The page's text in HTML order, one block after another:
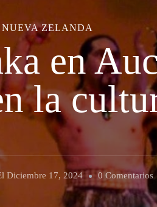
NUEVA ZELANDA
en
la
Diciembre 17, 2024 0 Comentarios